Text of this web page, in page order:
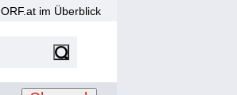
ORF.at im Überblick
Suchen